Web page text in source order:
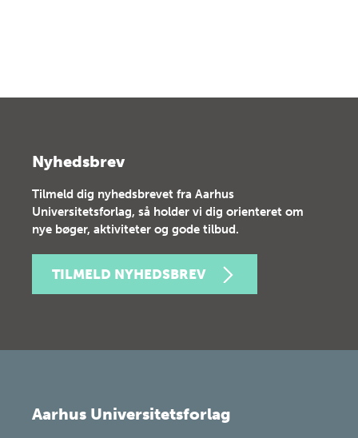
Nyhedsbrev
Tilmeld dig nyhedsbrevet fra Aarhus
Universitetsforlag, så holder vi dig orienteret om
nye bøger, aktiviteter og gode tilbud.
TILMELD NYHEDSBREV
Aarhus Universitetsforlag